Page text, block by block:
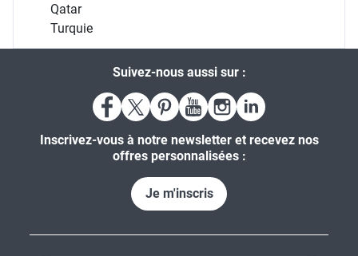
Qatar
Turquie
Suivez-nous aussi sur :
Inscrivez-vous à notre newsletter et recevez nos
offres personnalisées :
Je m'inscris